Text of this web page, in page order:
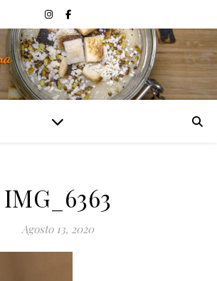
IMG_6363
Agosto 13, 2020